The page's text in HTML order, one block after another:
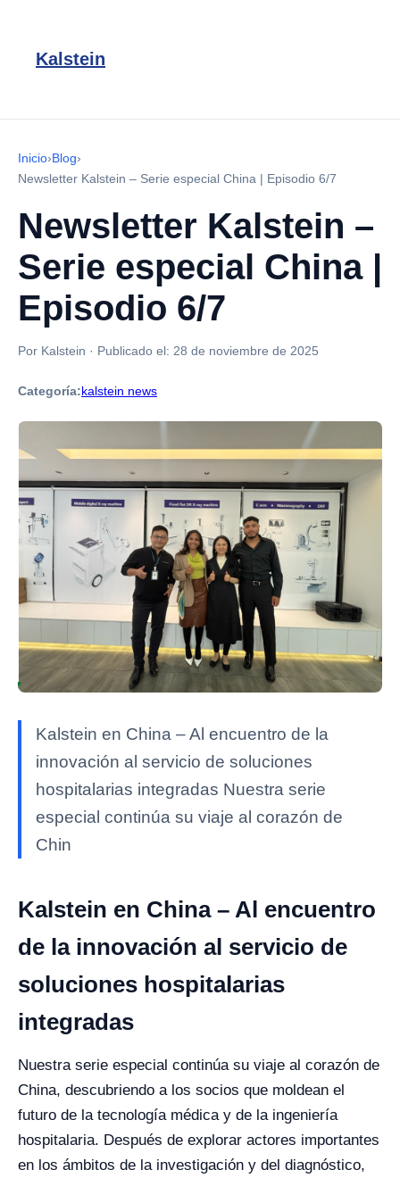
Kalstein
Inicio›Blog›
Newsletter Kalstein – Serie especial China | Episodio 6/7
Newsletter Kalstein –
Serie especial China |
Episodio 6/7
Por Kalstein · Publicado el: 28 de noviembre de 2025
Categoría:kalstein news
Kalstein en China – Al encuentro de la
innovación al servicio de soluciones
hospitalarias integradas Nuestra serie
especial continúa su viaje al corazón de
Chin
Kalstein en China – Al encuentro
de la innovación al servicio de
soluciones hospitalarias
integradas
Nuestra serie especial continúa su viaje al corazón de
China, descubriendo a los socios que moldean el
futuro de la tecnología médica y de la ingeniería
hospitalaria. Después de explorar actores importantes
en los ámbitos de la investigación y del diagnóstico,